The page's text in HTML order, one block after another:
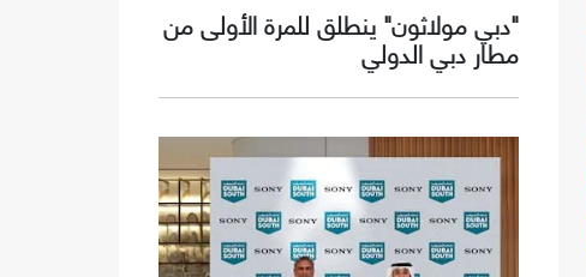
"دبي مولاثون" ينطلق للمرة الأولى من
مطار دبي الدولي